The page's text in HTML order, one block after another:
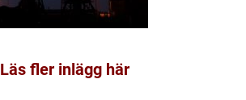
Läs fler inlägg här